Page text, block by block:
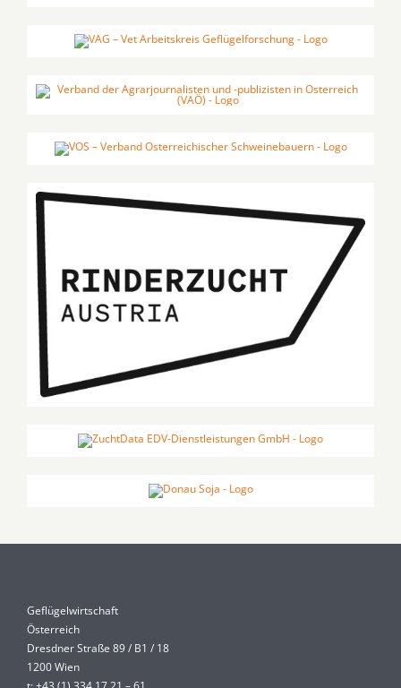
Geflügelwirtschaft
Österreich
Dresdner Straße 89 / B1 / 18
1200 Wien